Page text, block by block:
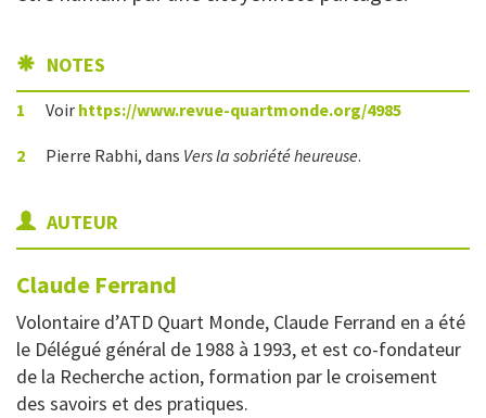
NOTES
1 Voir https://www.revue-quartmonde.org/4985
2 Pierre Rabhi, dans Vers la sobriété heureuse.
AUTEUR
Claude Ferrand
Volontaire d’ATD Quart Monde, Claude Ferrand en a été
le Délégué général de 1988 à 1993, et est co-fondateur
de la Recherche action, formation par le croisement
des savoirs et des pratiques.